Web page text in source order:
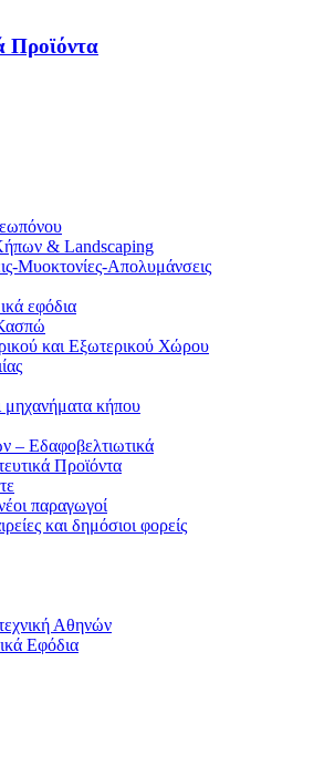
Προϊόντα
& Landscaping
Μυοκτονίες-Απολυμάνσεις
εφόδια
και Εξωτερικού Χώρου
μηχανήματα κήπου
– Εδαφοβελτιωτικά
Προϊόντα
παραγωγοί
και δημόσιοι φορείς
Αθηνών
Εφόδια